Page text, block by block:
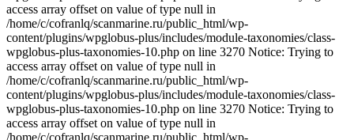
access array offset on value of type null in
/home/c/cofranlq/scanmarine.ru/public_html/wp-
content/plugins/wpglobus-plus/includes/module-taxonomies/class-
wpglobus-plus-taxonomies-10.php on line 3270 Notice: Trying to
access array offset on value of type null in
/home/c/cofranlq/scanmarine.ru/public_html/wp-
content/plugins/wpglobus-plus/includes/module-taxonomies/class-
wpglobus-plus-taxonomies-10.php on line 3270 Notice: Trying to
access array offset on value of type null in
/home/c/cofranlq/scanmarine.ru/public_html/wp-